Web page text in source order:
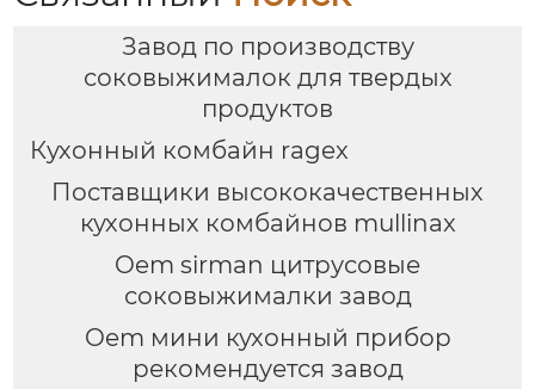
Завод по производству
соковыжималок для твердых
продуктов
Кухонный комбайн ragex
Поставщики высококачественных
кухонных комбайнов mullinax
Oem sirman цитрусовые
соковыжималки завод
Oem мини кухонный прибор
рекомендуется завод